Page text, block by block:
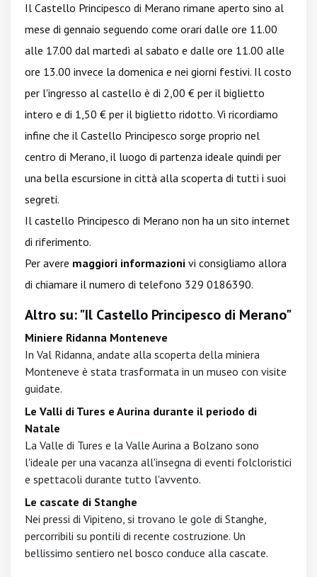
Il Castello Principesco di Merano rimane aperto sino al
mese di gennaio seguendo come orari dalle ore 11.00
alle 17.00 dal martedì al sabato e dalle ore 11.00 alle
ore 13.00 invece la domenica e nei giorni festivi. Il costo
per l'ingresso al castello è di 2,00 € per il biglietto
intero e di 1,50 € per il biglietto ridotto. Vi ricordiamo
infine che il Castello Principesco sorge proprio nel
centro di Merano, il luogo di partenza ideale quindi per
una bella escursione in città alla scoperta di tutti i suoi
segreti.
Il castello Principesco di Merano non ha un sito internet
di riferimento.
Per avere maggiori informazioni vi consigliamo allora
di chiamare il numero di telefono 329 0186390.
Altro su: "Il Castello Principesco di Merano"
Miniere Ridanna Monteneve
In Val Ridanna, andate alla scoperta della miniera
Monteneve è stata trasformata in un museo con visite
guidate.
Le Valli di Tures e Aurina durante il periodo di
Natale
La Valle di Tures e la Valle Aurina a Bolzano sono
l'ideale per una vacanza all'insegna di eventi folcloristici
e spettacoli durante tutto l'avvento.
Le cascate di Stanghe
Nei pressi di Vipiteno, si trovano le gole di Stanghe,
percorribili su pontili di recente costruzione. Un
bellissimo sentiero nel bosco conduce alla cascate.